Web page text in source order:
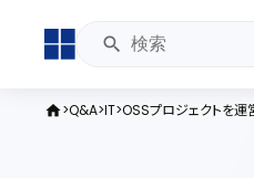
home Q&A IT OSSプロジェクトを